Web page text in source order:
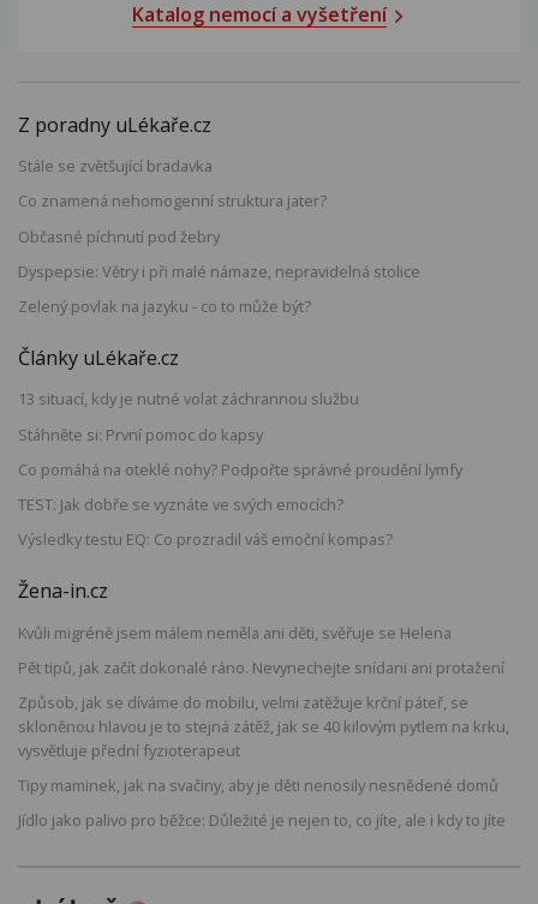
Katalog nemocí a vyšetření
Z poradny uLékaře.cz
Stále se zvětšující bradavka
Co znamená nehomogenní struktura jater?
Občasné píchnutí pod žebry
Dyspepsie: Větry i při malé námaze, nepravidelná stolice
Zelený povlak na jazyku - co to může být?
Články uLékaře.cz
13 situací, kdy je nutné volat záchrannou službu
Stáhněte si: První pomoc do kapsy
Co pomáhá na oteklé nohy? Podpořte správné proudění lymfy
TEST: Jak dobře se vyznáte ve svých emocích?
Výsledky testu EQ: Co prozradil váš emoční kompas?
Žena-in.cz
Kvůli migréně jsem málem neměla ani děti, svěřuje se Helena
Pět tipů, jak začít dokonalé ráno. Nevynechejte snídani ani protažení
Způsob, jak se díváme do mobilu, velmi zatěžuje krční páteř, se
skloněnou hlavou je to stejná zátěž, jak se 40 kilovým pytlem na krku,
vysvětluje přední fyzioterapeut
Tipy maminek, jak na svačiny, aby je děti nenosily nesnědené domů
Jídlo jako palivo pro běžce: Důležité je nejen to, co jíte, ale i kdy to jíte